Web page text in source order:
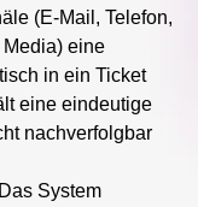
(E-Mail, Telefon,
eine
in ein Ticket
eine eindeutige
nachverfolgbar
Das System